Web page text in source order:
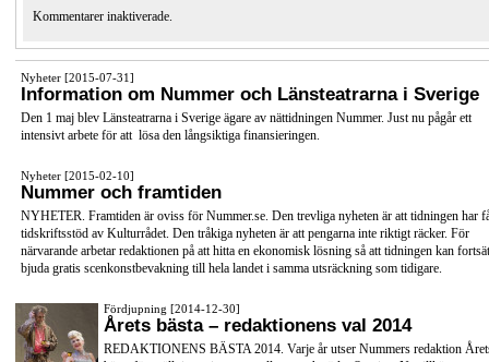
Kommentarer inaktiverade.
Nyheter [2015-07-31]
Information om Nummer och Länsteatrarna i Sverige
Den 1 maj blev Länsteatrarna i Sverige ägare av nättidningen Nummer. Just nu pågår ett
intensivt arbete för att lösa den långsiktiga finansieringen.
Nyheter [2015-02-10]
Nummer och framtiden
NYHETER. Framtiden är oviss för Nummer.se. Den trevliga nyheten är att tidningen har
tidskriftsstöd av Kulturrådet. Den tråkiga nyheten är att pengarna inte riktigt räcker. För
närvarande arbetar redaktionen på att hitta en ekonomisk lösning så att tidningen kan
bjuda gratis scenkonstbevakning till hela landet i samma utsräckning som tidigare.
Fördjupning [2014-12-30]
Årets bästa – redaktionens val 2014
REDAKTIONENS BÄSTA 2014. Varje år utser Nummers redaktion